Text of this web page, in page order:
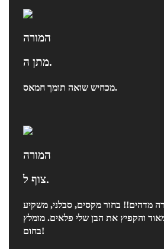
המורה
מתן ה.
מכחיש שואה תומך חמאס.
המורה
צוף ל.
מדהים!! בחור מקסים, סבלני, משקיע
והקפיץ את הבן שלי פלאים. מומלץ
בחום!